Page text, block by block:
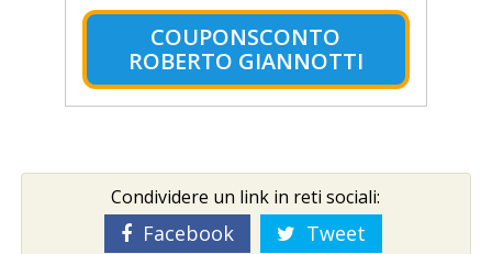
COUPONSCONTO
ROBERTO GIANNOTTI
Condividere un link in reti sociali:
Facebook
Tweet